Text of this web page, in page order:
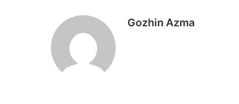
Gozhin Azma